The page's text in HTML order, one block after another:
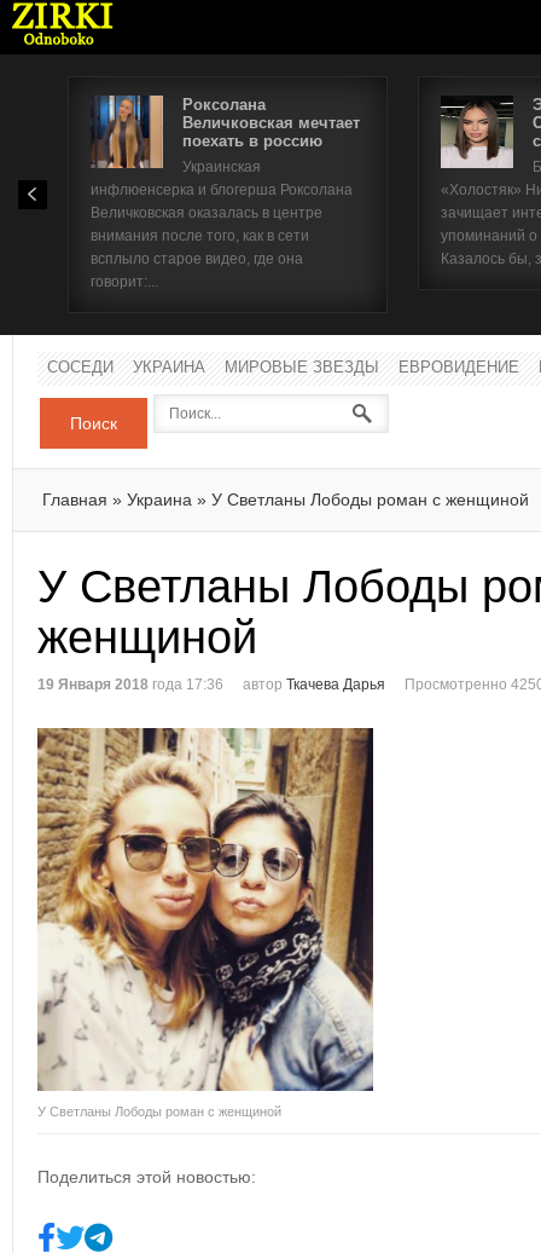
Роксолана
Величковская мечтает
поехать в россию
Украинская
инфлюенсерка и блогерша Роксолана
Величковская оказалась в центре
внимания после того, как в сети
всплыло старое видео, где она
говорит:...
«Холостяк»
зачищает
упоминаний
Казалось бы,
СОСЕДИ УКРАИНА МИРОВЫЕ ЗВЕЗДЫ ЕВРОВИДЕНИЕ
Поиск
Главная » Украина » У Светланы Лободы роман с женщиной
У Светланы Лободы
женщиной
19 Января 2018 года 17:36 автор Ткачева Дарья Просмотренно
У Светланы Лободы роман с женщиной
Поделиться этой новостью:
Имя